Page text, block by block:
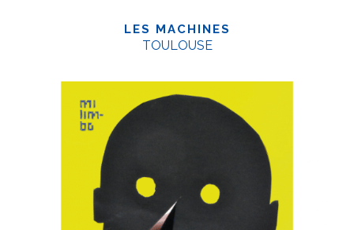
LES MACHINES
TOULOUSE